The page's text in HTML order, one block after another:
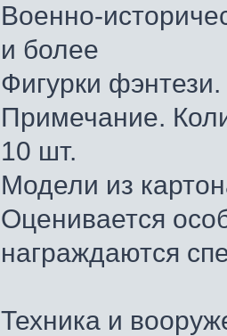
Военно-
и более
Фигурки фэнтези.
Примечание.
10 шт.
Модели из
Оценивается
награждаются
Техника и